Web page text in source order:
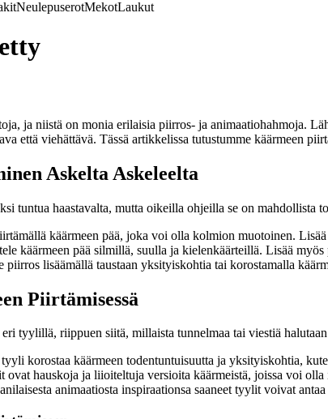
NeulepuserotMekotLaukut
ja niistä on monia erilaisia piirros- ja animaatiohahmoja.
että viehättävä. Tässä artikkelissa tutustumme käärmeen
Askelta Askeleelta
tuntua haastavalta, mutta oikeilla ohjeilla se on mahdollista
käärmeen pää, joka voi olla kolmion muotoinen.
käärmeen pää silmillä, suulla ja kielenkäärteillä. Lisää
piirros lisäämällä taustaan yksityiskohtia tai korostamalla
Piirtämisessä
tyylillä, riippuen siitä, millaista tunnelmaa tai viestiä
korostaa käärmeen todentuntuisuutta ja yksityiskohtia,
ovat hauskoja ja liioiteltuja versioita käärmeistä, joissa voi
animaatiosta inspiraationsa saaneet tyylit voivat